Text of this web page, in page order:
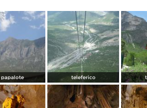
papalote teleferico